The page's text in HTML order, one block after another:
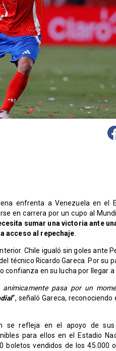
enfrenta a Venezuela en el
en carrera por un cupo al
sumar una victoria ante
acceso al repechaje.
Chile igualó sin goles ante
técnico Ricardo Gareca. Por su
confianza en su lucha por llegar
pasa por un
”, señaló Gareca,
se refleja en el apoyo de sus
para ellos en el Estadio
boletos vendidos de los 45.000